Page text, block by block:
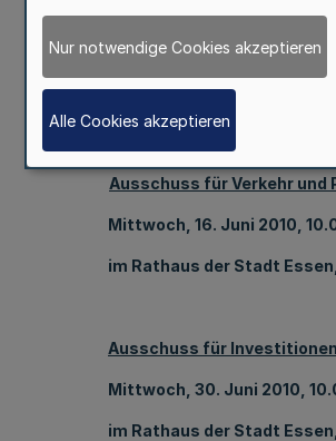
Ausschuss für Tarif und
Freitag, 11. Juni 2010, 10.00
Ausschuss für Verkehr und
Mittwoch, 16. Juni 2010,
im Rathaus der Stadt Essen,
Ausschuss für
Mittwoch, 30. Juni 2010,
im Rathaus der Stadt Essen,
Nur notwendige Cookies akzeptieren
Alle Cookies akzeptieren